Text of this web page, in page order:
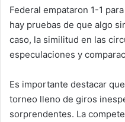
Federal empataron 1-1
hay pruebas de que algo
caso, la similitud en las
especulaciones y
Es importante destacar
torneo lleno de giros
sorprendentes. La